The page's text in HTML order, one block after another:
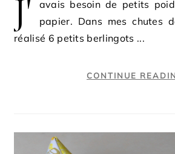
J'
avais besoin de petits
papier. Dans mes chutes
réalisé 6 petits berlingots ...
CONTINUE